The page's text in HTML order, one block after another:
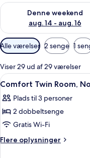
Denne weekend
aug. 14 - aug. 16
Tjek tilgængelighed for
Tilgængelige
filtre
for
værelser
Alle værelser 2 senge 1
Viser 29 ud af 29 værelser
Indlæs
alle
billeder
af
Comfort
Twin
3
Comfort Twin Room,
Plads til 3 personer
2 dobbeltsenge
Gratis Wi-Fi
Flere oplysninger
Flere